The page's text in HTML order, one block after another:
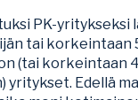
PK-yritykseksi
tai korkeintaan
(tai korkeintaan
yritykset. Edellä